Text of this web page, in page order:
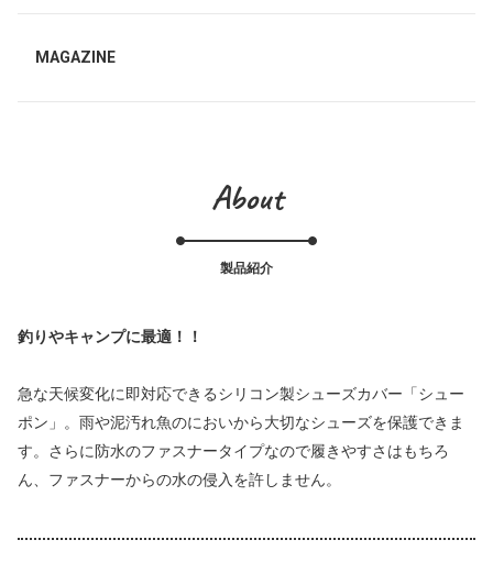
MAGAZINE
About
製品紹介
釣りやキャンプに最適！！
急な天候変化に即対応できるシリコン製シューズカバー「シュー
ポン」。雨や泥汚れ魚のにおいから大切なシューズを保護できま
す。さらに防水のファスナータイプなので履きやすさはもちろ
ん、ファスナーからの水の侵入を許しません。